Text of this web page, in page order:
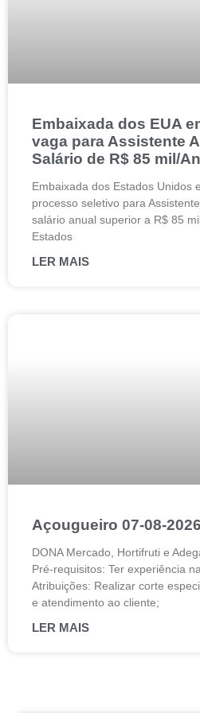
Embaixada dos EUA
vaga para Assistente
Salário de R$ 85 mil/
Embaixada dos Estados Unidos
processo seletivo para
salário anual superior a R$ 85
Estados
LER MAIS
Açougueiro 07-08-2026
DONA Mercado, Hortifruti e
Pré-requisitos: Ter experiência
Atribuições: Realizar corte
e atendimento ao cliente;
LER MAIS